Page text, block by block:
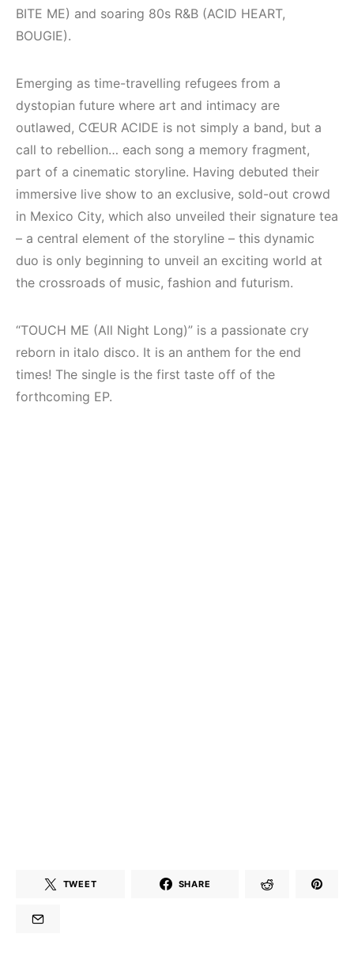
BITE ME) and soaring 80s R&B (ACID HEART,
BOUGIE).
Emerging as time-travelling refugees from a
dystopian future where art and intimacy are
outlawed, CŒUR ACIDE is not simply a band, but a
call to rebellion… each song a memory fragment,
part of a cinematic storyline. Having debuted their
immersive live show to an exclusive, sold-out crowd
in Mexico City, which also unveiled their signature tea
– a central element of the storyline – this dynamic
duo is only beginning to unveil an exciting world at
the crossroads of music, fashion and futurism.
“TOUCH ME (All Night Long)” is a passionate cry
reborn in italo disco. It is an anthem for the end
times! The single is the first taste off of the
forthcoming EP.
TWEET SHARE